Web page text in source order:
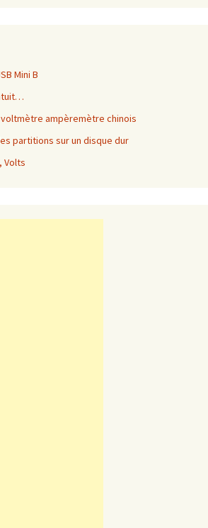
Mini B
ampèremètre chinois
partitions sur un disque dur
Volts